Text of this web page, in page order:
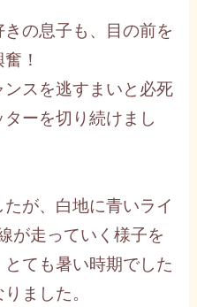
の息子も、目の前を
！
スを逃すまいと必死
ーを切り続けまし
が、白地に青いライ
が走っていく様子を
ても暑い時期でした
ました。